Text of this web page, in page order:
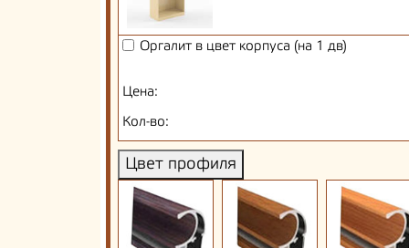
Оргалит в цвет корпуса (на 1 дв)
Цена:
Кол-во:
Цвет профиля